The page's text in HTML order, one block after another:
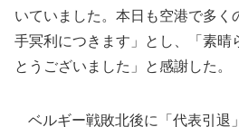
いていました。本日も空港で多く
手冥利につきます」とし、「素晴
とうございました」と感謝した。
ベルギー戦敗北後に「代表引退